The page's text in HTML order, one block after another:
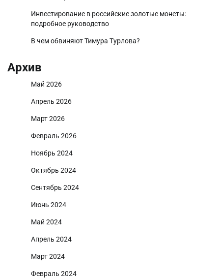
Инвестирование в российские золотые монеты:
подробное руководство
В чем обвиняют Тимура Турлова?
Архив
Май 2026
Апрель 2026
Март 2026
Февраль 2026
Ноябрь 2024
Октябрь 2024
Сентябрь 2024
Июнь 2024
Май 2024
Апрель 2024
Март 2024
Февраль 2024